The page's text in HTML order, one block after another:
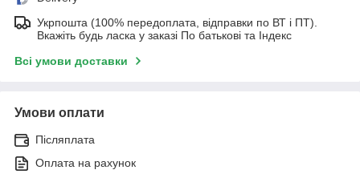
Укрпошта (100% передоплата, відправки по ВТ і ПТ).
Вкажіть будь ласка у заказі По батькові та Індекс
Всі умови доставки
Умови оплати
Післяплата
Оплата на рахунок